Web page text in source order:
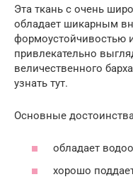
Эта ткань с очень
обладает шикарным
формоустойчивостью
привлекательно
величественного
узнать тут.
Основные
обладает
хорошо